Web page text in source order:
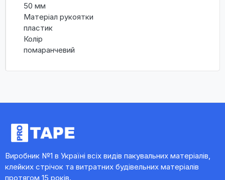
50 мм
Матеріал рукоятки
пластик
Колір
помаранчевий
Виробник №1 в Україні всіх видів пакувальних матеріалів,
клейких стрічок та витратних будівельних матеріалів
протягом 15 років.